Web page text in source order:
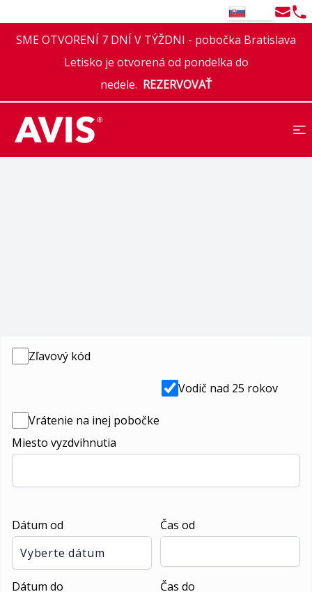
SK Email
SME OTVORENÍ 7 DNÍ V TÝŽDNI - pobočka Bratislava
Letisko je otvorená od pondelka do
nedele. REZERVOVAŤ
Vrátenie na inej pobočke
Vodič nad 25 rokov
Zľavový kód
Miesto vyzdvihnutia
Dátum od
Vyberte dátum
Čas od
Dátum do
Čas do